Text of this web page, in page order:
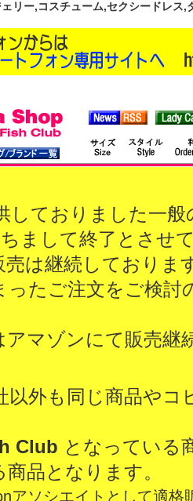
リー,コスチューム,セクシードレス
しておりました一
まして終了とさせ
売は継続しておりま
ったご注文をご検討
アマゾンにて販売継
以外も同じ商品やコ
Club となっている
品となります。
アソシエイトとして適格